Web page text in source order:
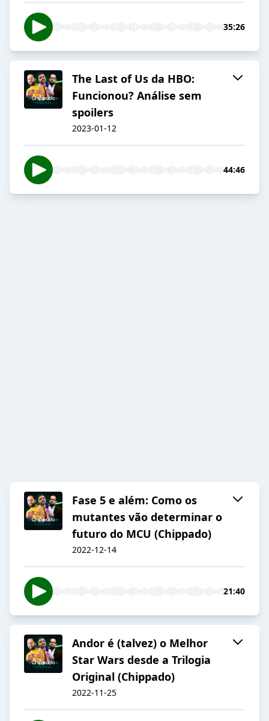
35:26
The Last of Us da HBO:
Funcionou? Análise sem
spoilers
2023-01-12
44:46
Fase 5 e além: Como os
mutantes vão determinar o
futuro do MCU (Chippado)
2022-12-14
21:40
Andor é (talvez) o Melhor
Star Wars desde a Trilogia
Original (Chippado)
2022-11-25